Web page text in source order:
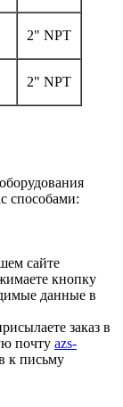
2" NPT
2" NPT
способами:
сайте
кнопку
данные в
заказ в
почту azs-
к письму